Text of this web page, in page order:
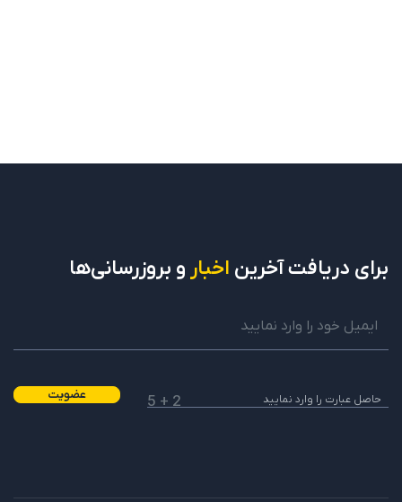
برای دریافتآخرین اخبار و بروزرسانی‌ها
2 + 5 عضویت